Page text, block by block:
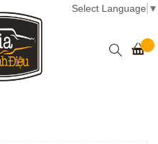
Select Language ▼